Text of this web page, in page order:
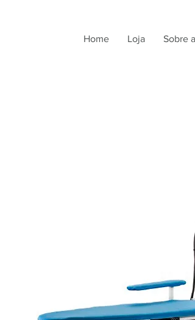
Home Loja Sobre